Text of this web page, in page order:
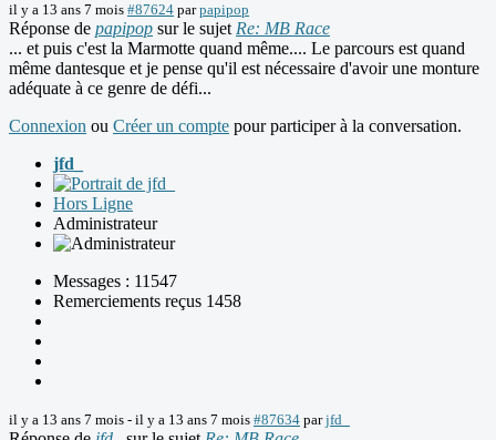
il y a 13 ans 7 mois #87624 parpapipop
Réponse de papipop sur le sujet Re: MB Race
... et puis c'est la Marmotte quand même.... Le parcours est quand
même dantesque et je pense qu'il est nécessaire d'avoir une monture
adéquate à ce genre de défi...
Connexion ou Créer un compte pour participer à la conversation.
jfd_
Hors Ligne
Administrateur
Messages : 11547
Remerciements reçus 1458
il y a 13 ans 7 mois - il y a 13 ans 7 mois #87634 parjfd_